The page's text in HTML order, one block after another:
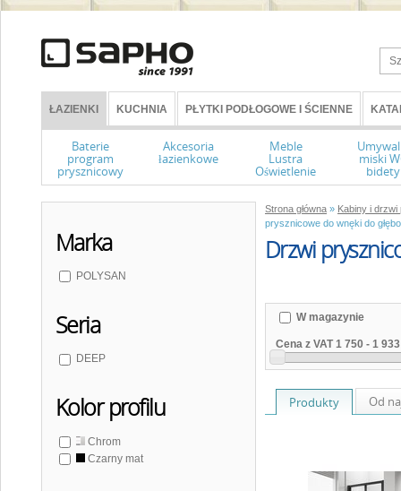
ŁAZIENKI KUCHNIA PŁYTKI PODŁOGOWE I ŚCIENNE
Baterie
program
prysznicowy
Akcesoria
łazienkowe
Meble
Lustra
Oświetlenie
miski
bidety
Strona główna » Kabiny i
prysznicowe do wnęki do
Drzwi
Marka
POLYSAN
Seria
DEEP
Kolor profilu
Chrom
Czarny mat
W magazynie
Cena z VAT 1 750 - 1 933
Produkty Od